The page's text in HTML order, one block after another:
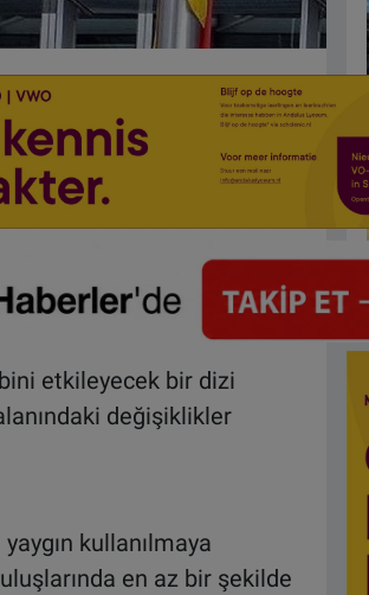
etkileyecek bir dizi
değişiklikler
kullanılmaya
en az bir şekilde